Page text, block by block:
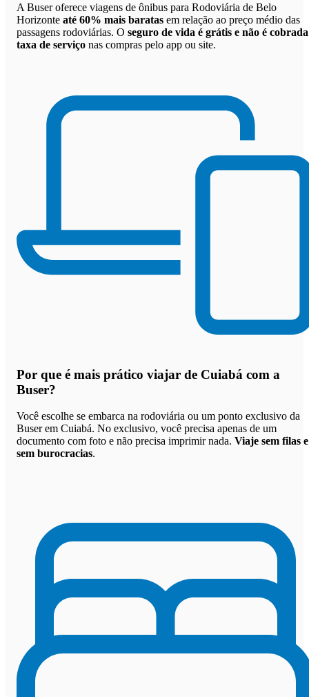
A Buser oferece viagens de ônibus para Rodoviária de Belo
Horizonte até 60% mais baratas em relação ao preço médio das
passagens rodoviárias. O seguro de vida é grátis e não é cobrada
taxa de serviço nas compras pelo app ou site.
Por que é mais prático viajar de Cuiabá com a
Buser?
Você escolhe se embarca na rodoviária ou um ponto exclusivo da
Buser em Cuiabá. No exclusivo, você precisa apenas de um
documento com foto e não precisa imprimir nada. Viaje sem filas e
sem burocracias.